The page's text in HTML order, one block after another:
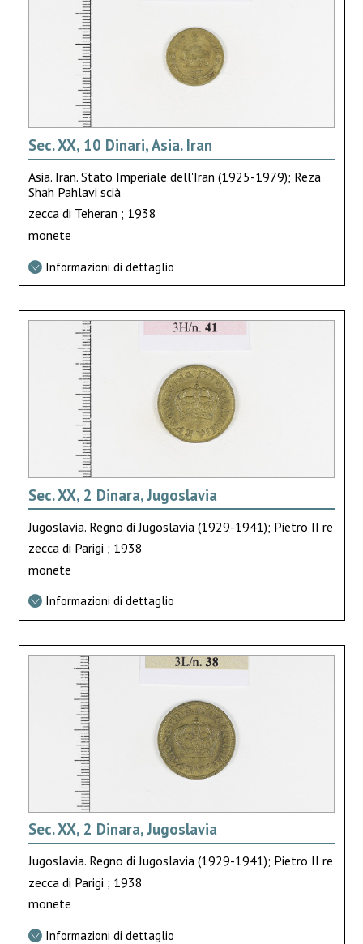
Sec. XX, 10 Dinari, Asia. Iran
Asia. Iran. Stato Imperiale dell'Iran (1925-1979); Reza
Shah Pahlavi scià
zecca di Teheran ; 1938
monete
Informazioni di dettaglio
Sec. XX, 2 Dinara, Jugoslavia
Jugoslavia. Regno di Jugoslavia (1929-1941); Pietro II re
zecca di Parigi ; 1938
monete
Informazioni di dettaglio
Sec. XX, 2 Dinara, Jugoslavia
Jugoslavia. Regno di Jugoslavia (1929-1941); Pietro II re
zecca di Parigi ; 1938
monete
Informazioni di dettaglio